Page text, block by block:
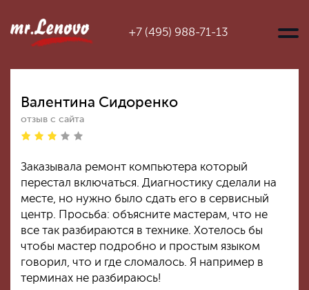
+7 (495) 988-71-13
Валентина Сидоренко
отзыв с сайта
Заказывала ремонт компьютера который
перестал включаться. Диагностику сделали на
месте, но нужно было сдать его в сервисный
центр. Просьба: объясните мастерам, что не
все так разбираются в технике. Хотелось бы
чтобы мастер подробно и простым языком
говорил, что и где сломалось. Я например в
терминах не разбираюсь!